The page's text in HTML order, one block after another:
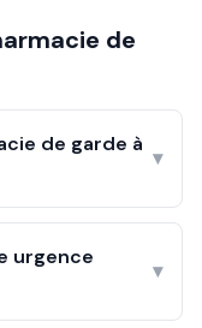
de
de garde à
▾
urgence
▾